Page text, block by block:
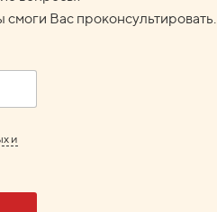
смоги Вас проконсультировать.
и